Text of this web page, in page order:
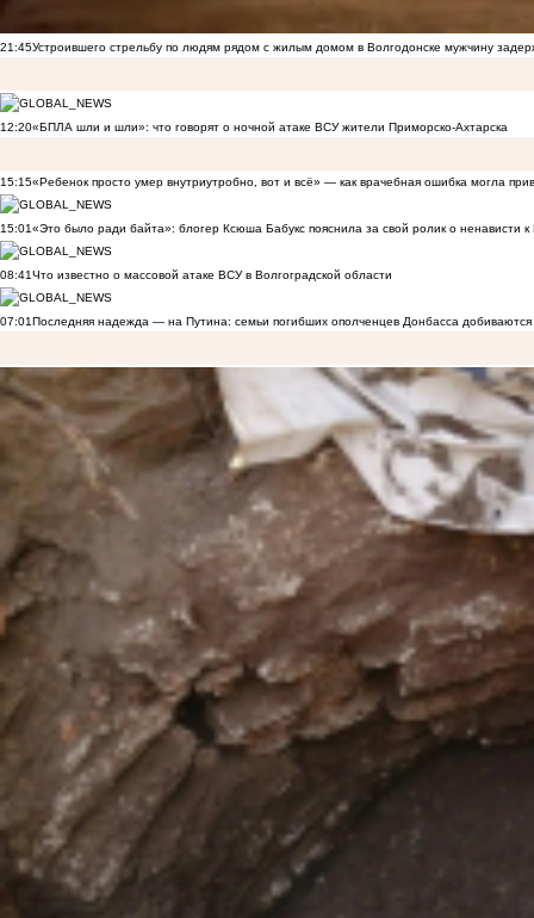
21:45Устроившего стрельбу по людям рядом с жилым домом в Волгодонске мужчину
12:20«БПЛА шли и шли»: что говорят о ночной атаке ВСУ жители Приморско-Ахтарска
15:15«Ребенок просто умер внутриутробно, вот и всё» — как врачебная ошибка могла
15:01«Это было ради байта»: блогер Ксюша Бабукс пояснила за свой ролик о ненависти
08:41Что известно о массовой атаке ВСУ в Волгоградской области
07:01Последняя надежда — на Путина: семьи погибших ополченцев Донбасса добиваются